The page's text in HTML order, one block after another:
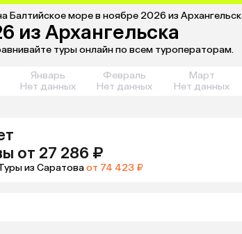
Балтийское море в ноябре 2026 из
из Архангельска
туры онлайн по всем туроператорам.
Январь
Нет данных
Февраль
Нет данных
Март
Нет данных
от 27 286 ₽
из Саратоваот 74 423 ₽